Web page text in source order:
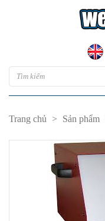
Trang chủ > Sản phẩm